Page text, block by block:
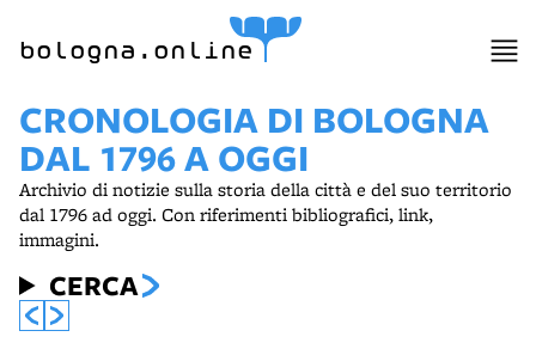
bologna.online
CRONOLOGIA DI BOLOGNA
DAL 1796 A OGGI
Archivio di notizie sulla storia della città e del suo territorio
dal 1796 ad oggi. Con riferimenti bibliografici, link,
immagini.
CERCA